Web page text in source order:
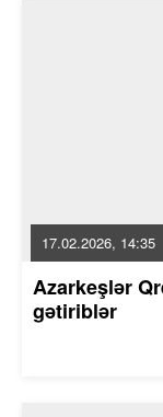
17.02.2026, 14:35
Azarkeşlər
gətiriblər